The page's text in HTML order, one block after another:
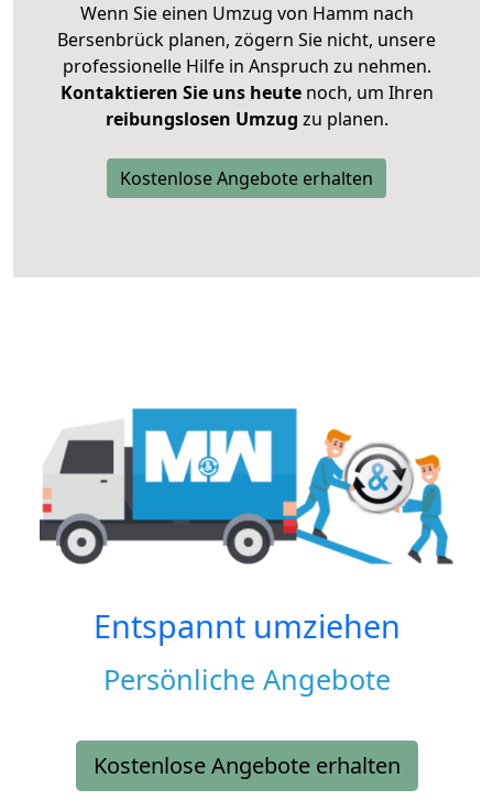
Wenn Sie einen Umzug von Hamm nach
Bersenbrück planen, zögern Sie nicht, unsere
professionelle Hilfe in Anspruch zu nehmen.
Kontaktieren Sie uns heutenoch, um Ihren
reibungslosen Umzug zu planen.
Kostenlose Angebote erhalten
Entspannt umziehen
Persönliche Angebote
Kostenlose Angebote erhalten